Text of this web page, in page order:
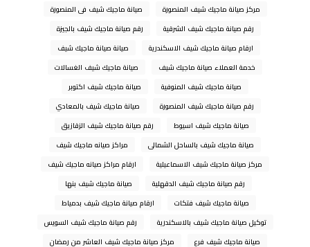
مركز صيانة ماجيك شيف المنصورة
صيانة ماجيك شيف فى المنصورة
رقم صيانة ماجيك شيف الشرقية
رقم صيانة ماجيك شيف بالجيزة
ارقام صيانة ماجيك شيف الاسكندرية
صيانة صيانة ماجيك شيف
خدمة العملاء صيانة ماجيك شيف
صيانة ماجيك شيف الغسالات
صيانة ماجيك شيف المنوفية
صيانة ماجيك شيف اكتوبر
رقم صيانة ماجيك شيف المنصورة
صيانة ماجيك شيف بالمعادي
صيانة ماجيك شيف اسيوط
رقم صيانة ماجيك شيف الزقازيق
صيانة ماجيك شيف بالساحل الشمالى
مراكز صيانه ماجيك شيف
مركز صيانة ماجيك شيف الاسماعيلية
ارقام مراكز صيانه ماجيك شيف
رقم صيانة ماجيك شيف الدقهلية
صيانة ماجيك شيف بنها
صيانة ماجيك شيف فتكات
ارقام صيانة ماجيك شيف بدمياط
توكيل صيانة ماجيك شيف بالاسكندرية
رقم صيانة ماجيك شيف السويس
صيانة ماجيك شيف فرع
مركز صيانة ماجيك شيف العاشر من رمضان